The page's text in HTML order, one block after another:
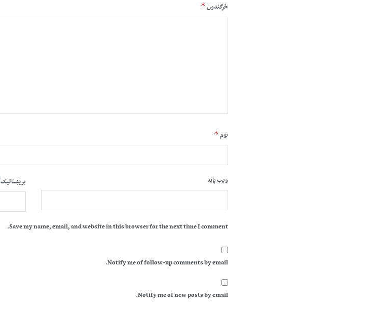
څرگندون*
نوم*
بریښنالیک ویب پاڼه
Save my name, email, and website in this browser for the next time I comment.
Notify me of follow-up comments by email.
Notify me of new posts by email.